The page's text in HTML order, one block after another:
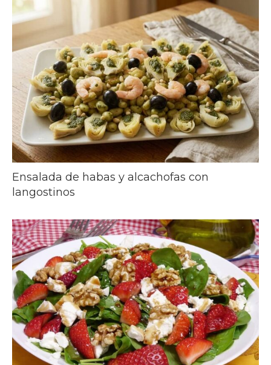
Ensalada de habas y alcachofas con
langostinos